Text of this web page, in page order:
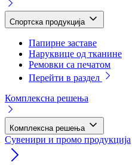
Спортска продукција
Папирне заставе
Наруквице од тканине
Ремовки са печатом
Перейти в раздел
Комплексна решења
Комплексна решења
Сувенири и промо продукција